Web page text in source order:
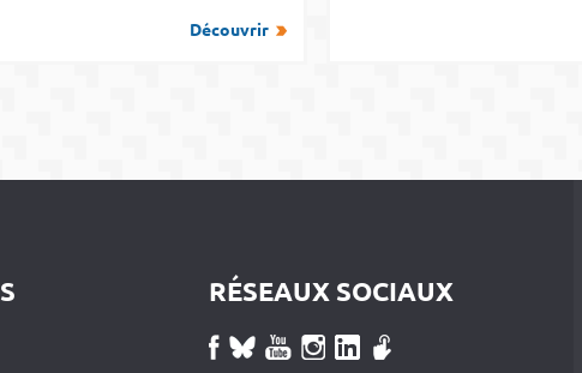
Découvrir
RÉSEAUX SOCIAUX